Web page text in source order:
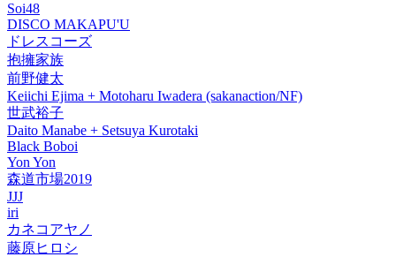
Soi48
DISCO MAKAPU'U
ドレスコーズ
抱擁家族
前野健太
Keiichi Ejima + Motoharu Iwadera (sakanaction/NF)
世武裕子
Daito Manabe + Setsuya Kurotaki
Black Boboi
Yon Yon
森道市場2019
JJJ
iri
カネコアヤノ
藤原ヒロシ